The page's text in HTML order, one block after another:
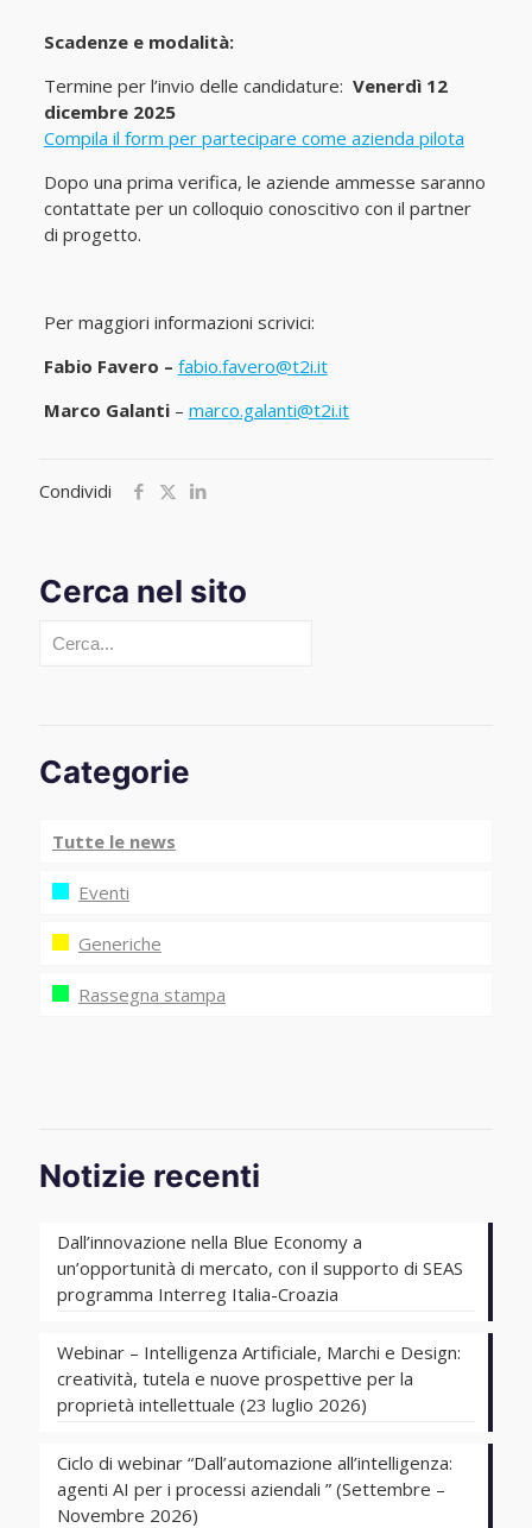
Scadenze e modalità:
Termine per l’invio delle candidature: Venerdì 12
dicembre 2025
Compila il form per partecipare come azienda pilota
Dopo una prima verifica, le aziende ammesse saranno
contattate per un colloquio conoscitivo con il partner
di progetto.
Per maggiori informazioni scrivici:
Fabio Favero – fabio.favero@t2i.it
Marco Galanti– marco.galanti@t2i.it
Condividi
Cerca nel sito
Cerca
Categorie
Tutte le news
Eventi
Generiche
Rassegna stampa
Notizie recenti
Dall’innovazione nella Blue Economy a
un’opportunità di mercato, con il supporto di SEAS
programma Interreg Italia-Croazia
Webinar – Intelligenza Artificiale, Marchi e Design:
creatività, tutela e nuove prospettive per la
proprietà intellettuale (23 luglio 2026)
Ciclo di webinar “Dall’automazione all’intelligenza:
agenti AI per i processi aziendali ” (Settembre –
Novembre 2026)